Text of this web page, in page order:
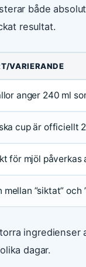
både
resultat.
VARIERANDE
anger 240 ml
cup är officiellt
för mjöl
mellan ”siktat” och
ingredienser
dagar.